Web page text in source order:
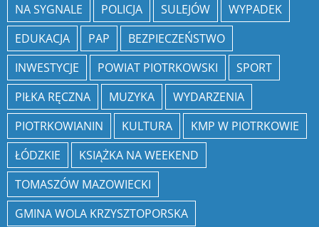
NA SYGNALE
POLICJA SULEJÓW
WYPADEK
EDUKACJA
PAP
BEZPIECZEŃSTWO
INWESTYCJE
POWIAT PIOTRKOWSKI
SPORT
PIŁKA RĘCZNA
MUZYKA
WYDARZENIA
PIOTRKOWIANIN
KULTURA
KMP W PIOTRKOWIE
ŁÓDZKIE
KSIĄŻKA NA WEEKEND
TOMASZÓW MAZOWIECKI
GMINA WOLA KRZYSZTOPORSKA